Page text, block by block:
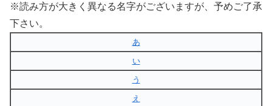
※読み方が大きく異なる名字がございますが、予めご了承
下さい。
あ
い
う
え